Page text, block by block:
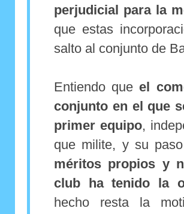
perjudicial para la
que estas
salto al conjunto de
Entiendo que el
conjunto en el que
primer equipo,
que milite, y su
méritos propios y
club ha tenido la
hecho resta la